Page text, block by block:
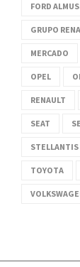
FORD
GRUPO
MERCADO
OPEL
RENAULT
SEAT
STELLANTIS
TOYOTA